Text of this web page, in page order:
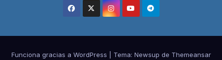
Funciona gracias a WordPress Tema: Newsup de Themeansar